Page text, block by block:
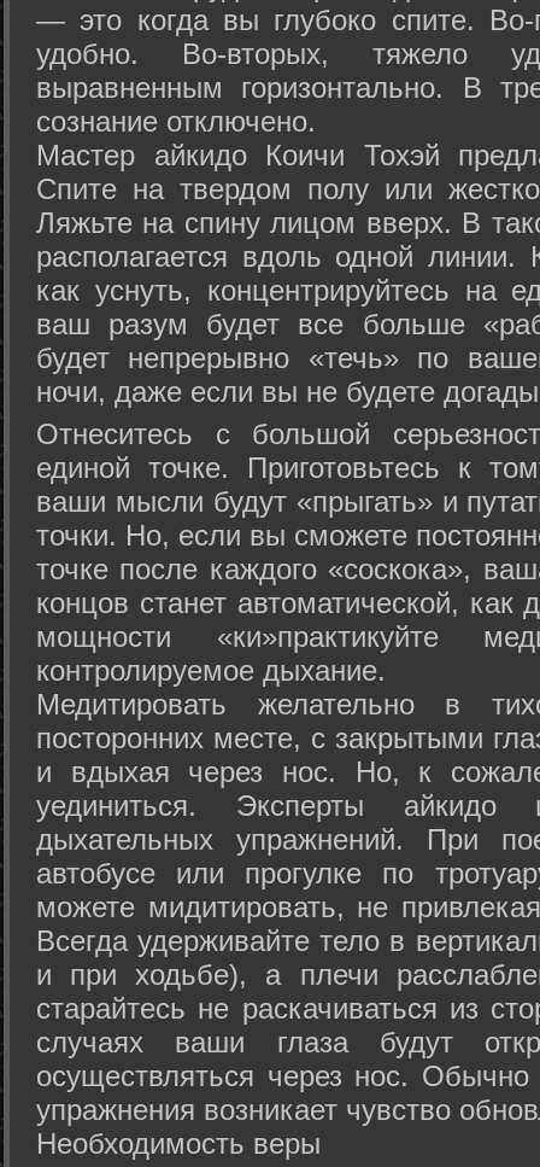
— это когда вы глубоко спите.
удобно. Во-вторых, тяжело
выравненным горизонтально. В
сознание отключено.
Мастер айкидо Коичи Тохэй
Спите на твердом полу или
Ляжьте на спину лицом вверх. В
располагается вдоль одной
как уснуть, концентрируйтесь на
ваш разум будет все больше
будет непрерывно «течь» по
ночи, даже если вы не будете
Отнеситесь с большой
единой точке. Приготовьтесь к
ваши мысли будут «прыгать» и
точки. Но, если вы сможете
точке после каждого «соскока»,
концов станет автоматической,
мощности «ки»практикуйте
контролируемое дыхание.
Медитировать желательно в
посторонних месте, с закрытыми
и вдыхая через нос. Но, к
уединиться. Эксперты айкидо
дыхательных упражнений. При
автобусе или прогулке по
можете мидитировать, не
Всегда удерживайте тело в
и при ходьбе), а плечи
старайтесь не раскачиваться из
случаях ваши глаза будут
осуществляться через нос. Обычно
упражнения возникает чувство
Необходимость веры